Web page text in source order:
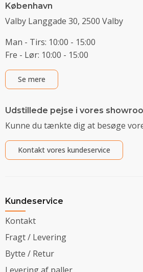
København
Valby Langgade 30, 2500 Valby
Man - Tirs: 10:00 - 15:00
Fre - Lør: 10:00 - 15:00
Se mere
Udstillede pejse i vores
Kunne du tænkte dig at besøge
Kontakt vores kundeservice
Kundeservice
Kontakt
Fragt / Levering
Bytte / Retur
Levering af paller